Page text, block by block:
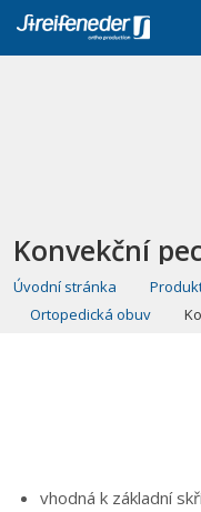
Konvekční
Úvodní stránka
Ortopedická obuv
vhodná k základní